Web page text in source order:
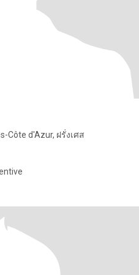
Côte d'Azur, ฝรั่งเศส